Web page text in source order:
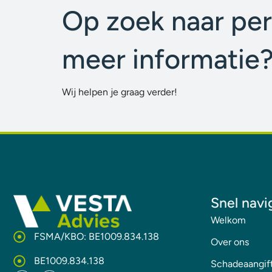
Op zoek naar
meer
Wij helpen je graag verder!
FSMA/KBO: BE1009.834.138
BE1009.834.138
Snel
Welkom
Over ons